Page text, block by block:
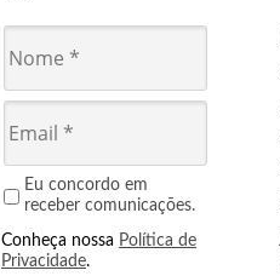
Eu concordo em
receber comunicações.
Conheça nossa Política de
Privacidade.